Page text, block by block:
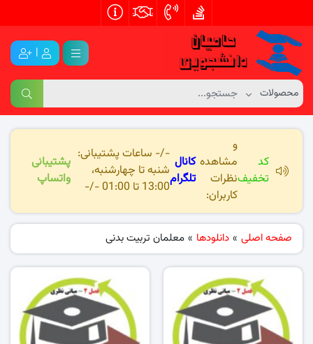
|
کد
تخفیف
و
مشاهده
نظرات
کاربران:
کانال
تلگرام
-/- ساعات پشتیبانی:
شنبه تا چهارشنبه،
13:00 تا 01:00 -/-
پشتیبانی
واتساپ
صفحه اصلی » دانلودها » معلمان تربیت بدنی